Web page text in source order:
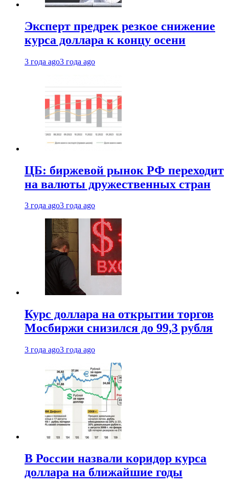
Эксперт предрек резкое снижение
курса доллара к концу осени
3 года ago3 года ago
ЦБ: биржевой рынок РФ переходит
на валюты дружественных стран
3 года ago3 года ago
Курс доллара на открытии торгов
Мосбиржи снизился до 99,3 рубля
3 года ago3 года ago
В России назвали коридор курса
доллара на ближайшие годы